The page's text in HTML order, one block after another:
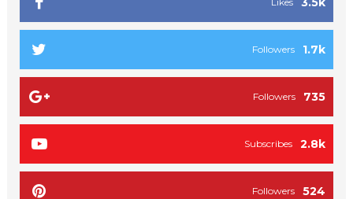
1.7k
Followers
735
Followers
2.8k
Subscribes
524
Followers